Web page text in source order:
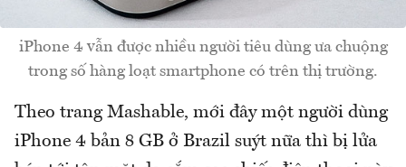
iPhone 4 vẫn được nhiều người tiêu dùng ưa chuộng
trong số hàng loạt smartphone có trên thị trường.
Theo trang Mashable, mới đây một người dùng
iPhone 4 bản 8 GB ở Brazil suýt nữa thì bị lửa